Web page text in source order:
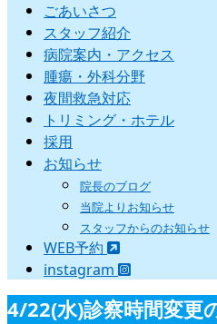
ごあいさつ
スタッフ紹介
病院案内・アクセス
腫瘍・外科分野
夜間救急対応
トリミング・ホテル
採用
お知らせ
院長のブログ
当院よりお知らせ
スタッフからのお知らせ
WEB予約
instagram
4/22(水)診察時間変更